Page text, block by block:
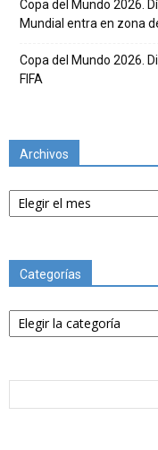
Copa del Mundo 2026.
Mundial entra en zona
Copa del Mundo 2026.
FIFA
Archivos
Archivos
Categorías
Categorías